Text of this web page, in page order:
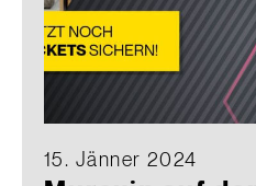
15. Jänner 2024